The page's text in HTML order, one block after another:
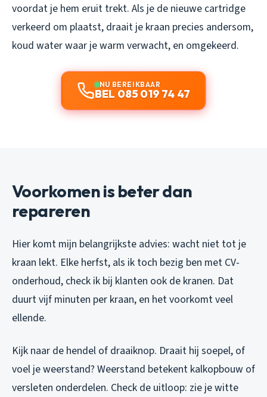
voordat je hem eruit trekt. Als je de nieuwe cartridge
verkeerd om plaatst, draait je kraan precies andersom,
koud water waar je warm verwacht, en omgekeerd.
NU BEREIKBAAR
BEL 085 019 74 47
Voorkomen is beter dan
repareren
Hier komt mijn belangrijkste advies: wacht niet tot je
kraan lekt. Elke herfst, als ik toch bezig ben met CV-
onderhoud, check ik bij klanten ook de kranen. Dat
duurt vijf minuten per kraan, en het voorkomt veel
ellende.
Kijk naar de hendel of draaiknop. Draait hij soepel, of
voel je weerstand? Weerstand betekent kalkopbouw of
versleten onderdelen. Check de uitloop: zie je witte